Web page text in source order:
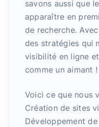
savons aussi que le
apparaître en
de recherche.
des stratégies qui
visibilité en ligne
comme un aimant !
Voici ce que nous
Création de sites
Développement